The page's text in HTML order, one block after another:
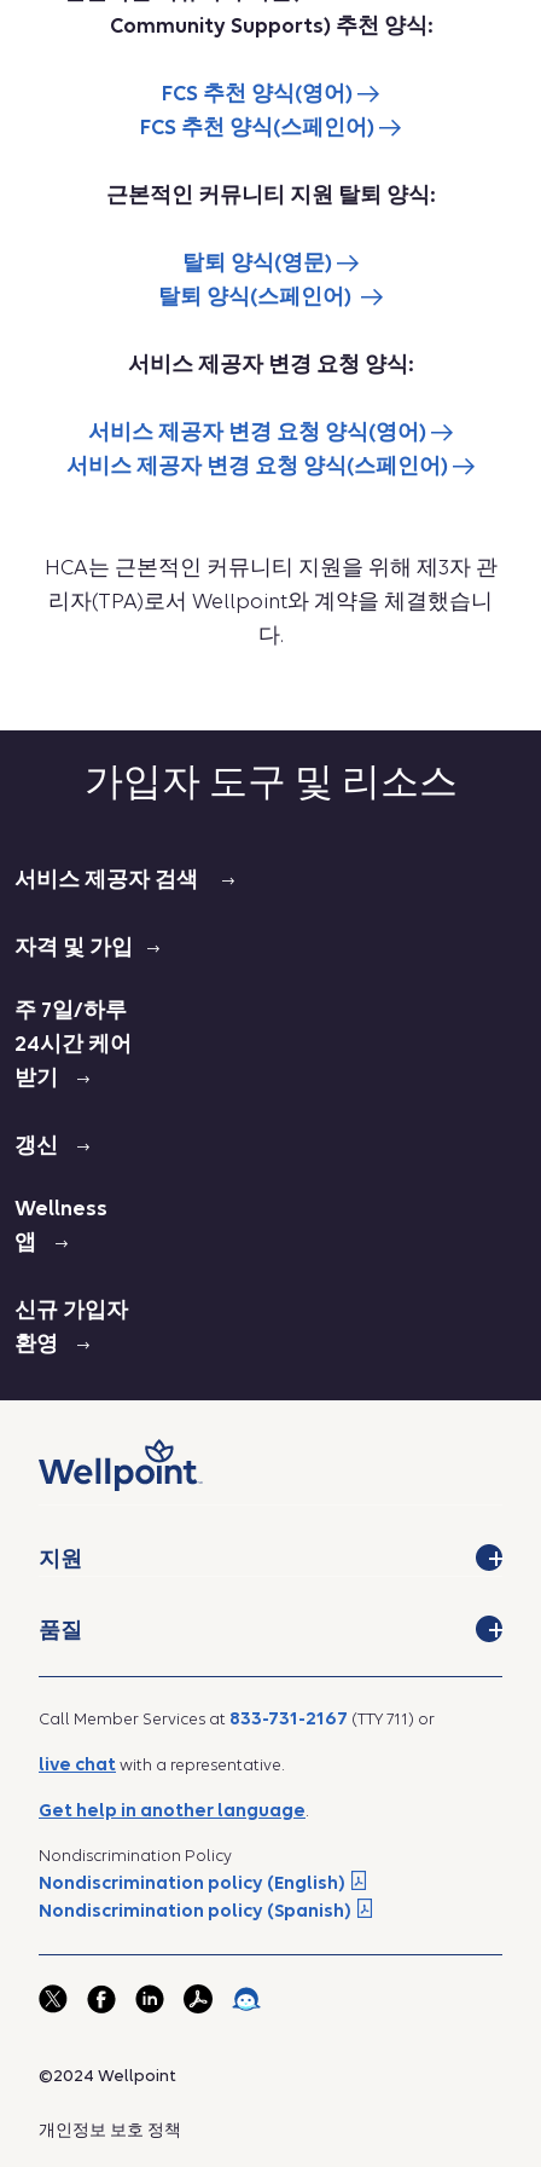
Community Supports) 추천 양식:
FCS 추천 양식(영어)
FCS 추천 양식(스페인어)
근본적인 커뮤니티 지원 탈퇴 양식:
탈퇴 양식(영문)
탈퇴 양식(스페인어)
서비스 제공자 변경 요청 양식:
서비스 제공자 변경 요청 양식(영어)
서비스 제공자 변경 요청 양식(스페인어)
HCA는 근본적인 커뮤니티 지원을 위해 제3자 관
리자(TPA)로서 Wellpoint와 계약을 체결했습니
다.
가입자 도구 및 리소스
서비스 제공자 검색
자격 및 가입
주 7일/하루
24시간 케어
받기
갱신
Wellness
앱
신규 가입자
환영
지원
품질
Call Member Services at 833-731-2167 (TTY 711) or
live chat with a representative.
Get help in another language.
Nondiscrimination Policy
Nondiscrimination policy (English)
Nondiscrimination policy (Spanish)
©2024 Wellpoint
개인정보 보호 정책